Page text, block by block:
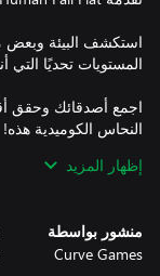
استكشف البيئة وبعض
اجمع أصدقائك وحقق
العب منفردًا أو مع
يضم أحدث مستوى فوز
التي يمكن أن يحلم بها
إظهار المزيد
منشور بواسطة
Curve Games